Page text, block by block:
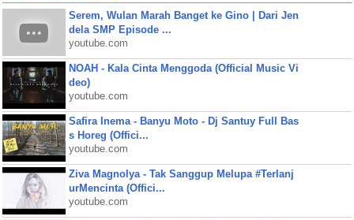
Serem, Wulan Marah Banget ke Gino | Dari Jen
dela SMP Episode ...
youtube.com
NOAH - Kala Cinta Menggoda (Official Music Vi
deo)
youtube.com
Safira Inema - Banyu Moto - Dj Santuy Full Bas
s Horeg (Offici...
youtube.com
Ziva Magnolya - Tak Sanggup Melupa #Terlanj
urMencinta (Offici...
youtube.com